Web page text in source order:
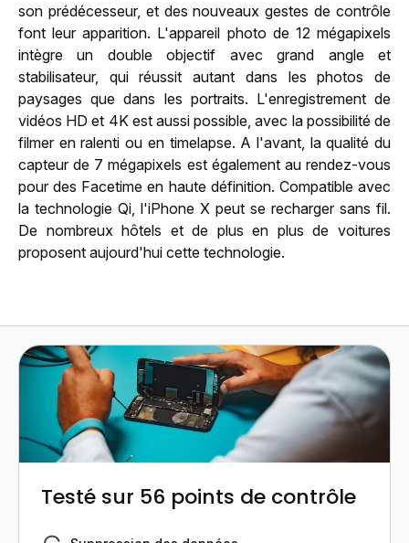
son prédécesseur, et des nouveaux gestes de contrôle
font leur apparition. L'appareil photo de 12 mégapixels
intègre un double objectif avec grand angle et
stabilisateur, qui réussit autant dans les photos de
paysages que dans les portraits. L'enregistrement de
vidéos HD et 4K est aussi possible, avec la possibilité de
filmer en ralenti ou en timelapse. A l'avant, la qualité du
capteur de 7 mégapixels est également au rendez-vous
pour des Facetime en haute définition. Compatible avec
la technologie Qi, l'iPhone X peut se recharger sans fil.
De nombreux hôtels et de plus en plus de voitures
proposent aujourd'hui cette technologie.
Testé sur 56 points de contrôle